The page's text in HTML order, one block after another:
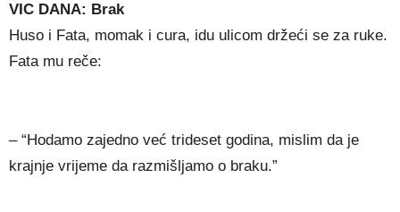
VIC DANA: Brak
Huso i Fata, momak i cura, idu ulicom držeći se za ruke.
Fata mu reče:
– “Hodamo zajedno već trideset godina, mislim da je
krajnje vrijeme da razmišljamo o braku.”